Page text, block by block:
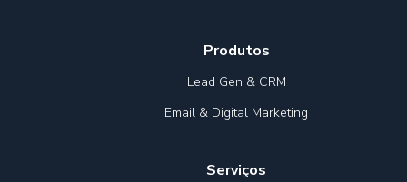
Produtos
Lead Gen & CRM
Email & Digital Marketing
Serviços